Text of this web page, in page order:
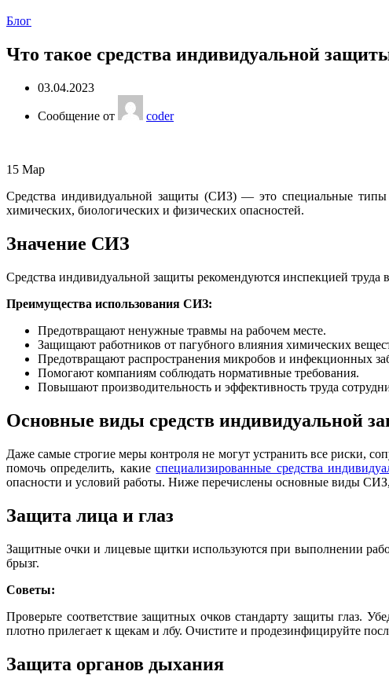
Блог
Что такое средства индивидуальной
03.04.2023
Сообщение от coder
15 Мар
Средства индивидуальной защиты (СИЗ) — это специальные типы
химических, биологических и физических опасностей.
Значение СИЗ
Средства индивидуальной защиты рекомендуются инспекцией труда
Преимущества использования СИЗ:
Предотвращают ненужные травмы на рабочем месте.
Защищают работников от пагубного влияния химических
Предотвращают распространения микробов и инфекционных
Помогают компаниям соблюдать нормативные требования.
Повышают производительность и эффективность труда
Основные виды средств индивидуальной
Даже самые строгие меры контроля не могут устранить все риски,
помочь определить, какиеспециализированные средства
опасности и условий работы. Ниже перечислены основные виды
Защита лица и глаз
Защитные очки и лицевые щитки используются при выполнении
брызг.
Советы:
Проверьте соответствие защитных очков стандарту защиты глаз.
плотно прилегает к щекам и лбу. Очистите и продезинфицируйте
Защита органов дыхания